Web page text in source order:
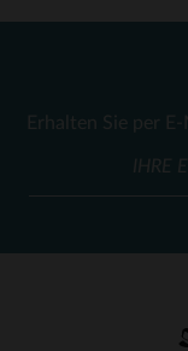
Erhalten Sie per